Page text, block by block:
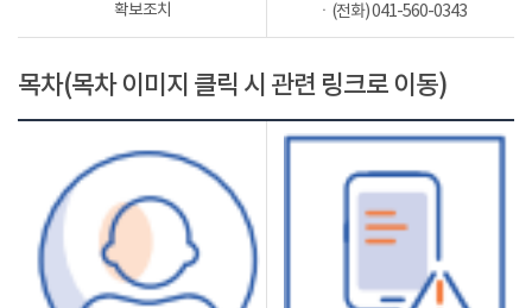
확보조치
ㆍ(전화) 041-560-0343
목차(목차 이미지 클릭 시 관련 링크로 이동)